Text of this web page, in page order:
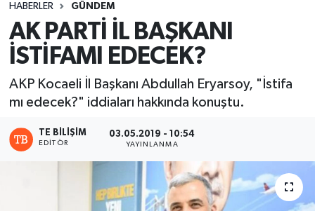
HABERLER GÜNDEM
AK PARTİ İL BAŞKANI
İSTİFAMI EDECEK?
AKP Kocaeli İl Başkanı Abdullah Eryarsoy, "İstifa
mı edecek?" iddiaları hakkında konuştu.
TE BILIŞIM
EDITÖR
03.05.2019 - 10:54
YAYINLANMA